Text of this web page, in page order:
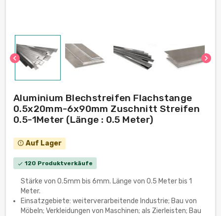
chevron_left chevron_right
Aluminium Blechstreifen Flachstange
0.5x20mm-6x90mm Zuschnitt Streifen
0.5-1Meter (Länge : 0.5 Meter)
error_outline Auf Lager
check 120 Produktverkäufe
Stärke von 0.5mm bis 6mm. Länge von 0.5 Meter bis 1
Meter.
Einsatzgebiete: weiterverarbeitende Industrie; Bau von
Möbeln; Verkleidungen von Maschinen; als Zierleisten; Bau